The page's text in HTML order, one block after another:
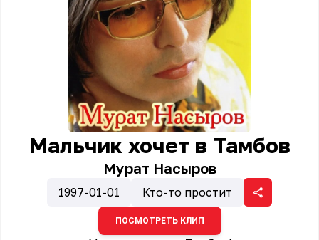
Мальчик хочет в Тамбов
Мурат Насыров
1997-01-01 Кто-то простит
ПОСМОТРЕТЬ КЛИП